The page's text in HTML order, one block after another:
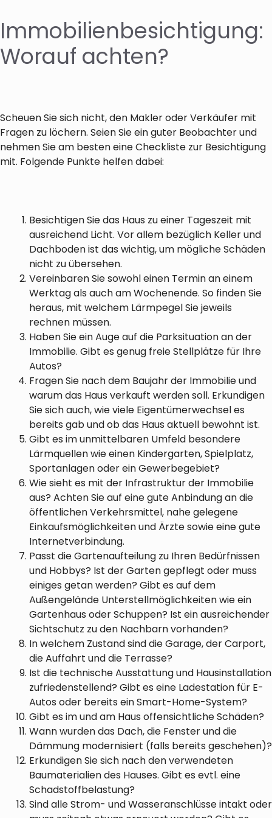
Immobilienbesichtigung:
Worauf achten?
Scheuen Sie sich nicht, den Makler oder Verkäufer mit
Fragen zu löchern. Seien Sie ein guter Beobachter und
nehmen Sie am besten eine Checkliste zur Besichtigung
mit. Folgende Punkte helfen dabei:
Besichtigen Sie das Haus zu einer Tageszeit mit
ausreichend Licht. Vor allem bezüglich Keller und
Dachboden ist das wichtig, um mögliche Schäden
nicht zu übersehen.
Vereinbaren Sie sowohl einen Termin an einem
Werktag als auch am Wochenende. So finden Sie
heraus, mit welchem Lärmpegel Sie jeweils
rechnen müssen.
Haben Sie ein Auge auf die Parksituation an der
Immobilie. Gibt es genug freie Stellplätze für Ihre
Autos?
Fragen Sie nach dem Baujahr der Immobilie und
warum das Haus verkauft werden soll. Erkundigen
Sie sich auch, wie viele Eigentümerwechsel es
bereits gab und ob das Haus aktuell bewohnt ist.
Gibt es im unmittelbaren Umfeld besondere
Lärmquellen wie einen Kindergarten, Spielplatz,
Sportanlagen oder ein Gewerbegebiet?
Wie sieht es mit der Infrastruktur der Immobilie
aus? Achten Sie auf eine gute Anbindung an die
öffentlichen Verkehrsmittel, nahe gelegene
Einkaufsmöglichkeiten und Ärzte sowie eine gute
Internetverbindung.
Passt die Gartenaufteilung zu Ihren Bedürfnissen
und Hobbys? Ist der Garten gepflegt oder muss
einiges getan werden? Gibt es auf dem
Außengelände Unterstellmöglichkeiten wie ein
Gartenhaus oder Schuppen? Ist ein ausreichender
Sichtschutz zu den Nachbarn vorhanden?
In welchem Zustand sind die Garage, der Carport,
die Auffahrt und die Terrasse?
Ist die technische Ausstattung und Hausinstallation
zufriedenstellend? Gibt es eine Ladestation für E-
Autos oder bereits ein Smart-Home-System?
Gibt es im und am Haus offensichtliche Schäden?
Wann wurden das Dach, die Fenster und die
Dämmung modernisiert (falls bereits geschehen)?
Erkundigen Sie sich nach den verwendeten
Baumaterialien des Hauses. Gibt es evtl. eine
Schadstoffbelastung?
Sind alle Strom- und Wasseranschlüsse intakt oder